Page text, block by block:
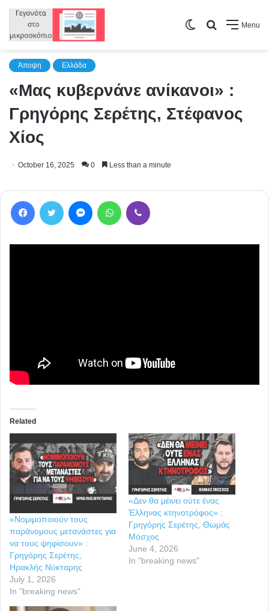
Menu
Search
Switch
Άποψη Ελλάδα
«Μας κυβερνάνε ανίκανοι» :
Γρηγόρης Σερέτης, Στέφανος
Χίος
October 16, 2025 0 Less than a minute
Related
«Νομιμοποιούν τους
παράνομους μετανάστες για
να τους ψηφίσουν» :
Γρηγόρης Σερέτης,
Ηρακλής Νύκταρης
July 1, 2026
In "breaking news"
«Δεν θα μέινει ούτε ένας
Έλληνας κτηνοτρόφος» :
Γρηγόρης Σερέτης, Θωμάς
Μόσχος
June 4, 2026
In "breaking news"